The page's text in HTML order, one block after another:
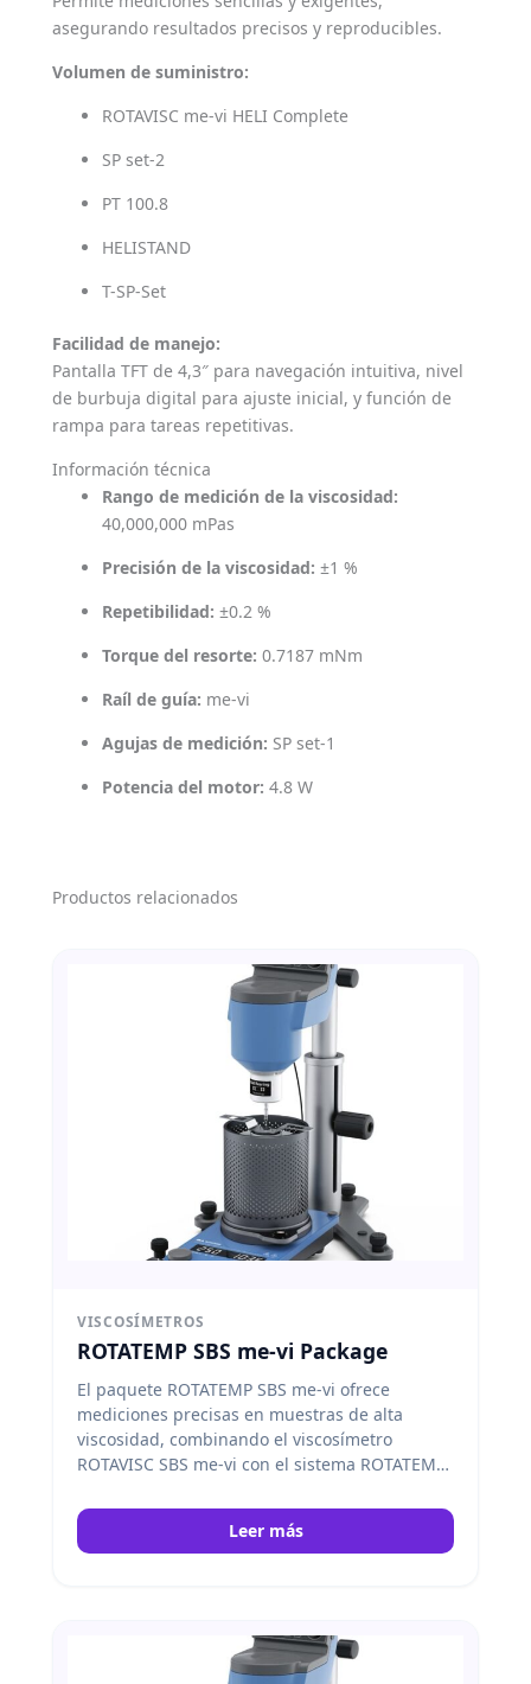
asegurando resultados precisos y reproducibles.
Volumen de suministro:
ROTAVISC me-vi HELI Complete
SP set-2
PT 100.8
HELISTAND
T-SP-Set
Facilidad de manejo:
Pantalla TFT de 4,3″ para navegación intuitiva, nivel
de burbuja digital para ajuste inicial, y función de
rampa para tareas repetitivas.
Información técnica
Rango de medición de la viscosidad:
40,000,000 mPas
Precisión de la viscosidad: ±1 %
Repetibilidad: ±0.2 %
Torque del resorte: 0.7187 mNm
Raíl de guía: me-vi
Agujas de medición: SP set-1
Potencia del motor: 4.8 W
Productos relacionados
VISCOSÍMETROS
ROTATEMP SBS me-vi Package
El paquete ROTATEMP SBS me-vi ofrece
mediciones precisas en muestras de alta
viscosidad, combinando el viscosímetro
ROTAVISC SBS me-vi con el sistema ROTATEMP
Leer más